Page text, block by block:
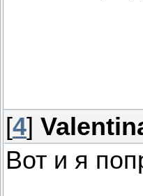
[4]
Вот и я